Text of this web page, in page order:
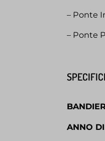
– Ponte
– Ponte
ANNO